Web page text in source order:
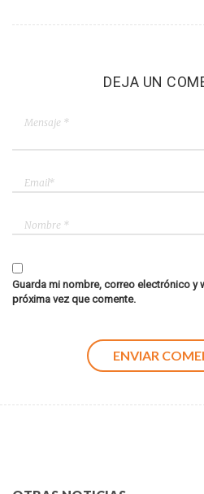
DEJA UN
Guarda mi nombre, correo electrónico y
próxima vez que comente.